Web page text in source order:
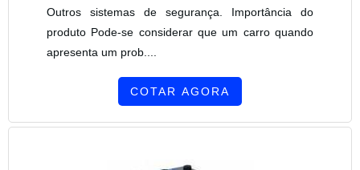
Outros sistemas de segurança. Importância do
produto Pode-se considerar que um carro quando
apresenta um prob....
COTAR AGORA